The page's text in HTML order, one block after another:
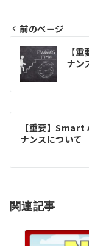
投
稿
ナ
ビ
シ
ン
前のページ
【
ナン
【重要】
ナンスについて
関連記事